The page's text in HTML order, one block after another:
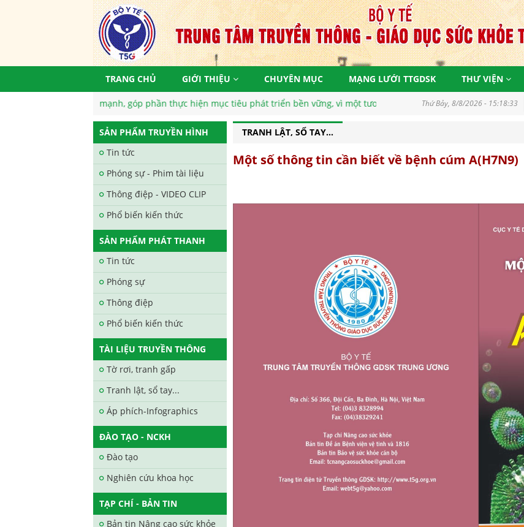
TRANG CHỦ GIỚI THIỆU CHUYÊN MỤC MẠNG LƯỚI TTGDSK THƯ VIỆN
Nam khoẻ mạnh, góp phần thực hiện mục tiêu phát triển bền vững, vì một tương lai tươi sáng Thứ Bảy, 8/8/2026 - 15:18:33
SẢN PHẨM TRUYỀN HÌNH
Tin tức
Phóng sự - Phim tài liệu
Thông điệp - VIDEO CLIP
Phổ biến kiến thức
SẢN PHẨM PHÁT THANH
Tin tức
Phóng sự
Thông điệp
Phổ biến kiến thức
TÀI LIỆU TRUYỀN THÔNG
Tờ rơi, tranh gấp
Tranh lật, sổ tay...
Áp phích-Infographics
ĐÀO TẠO - NCKH
Đào tạo
Nghiên cứu khoa học
TẠP CHÍ - BẢN TIN
Bản tin Nâng cao sức khỏe
TRANH LẬT, SỔ TAY...
Một số thông tin cần biết về bệnh cúm A(H7N9)